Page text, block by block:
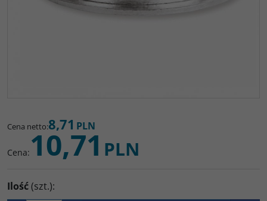
Cena netto:8,71 PLN
Cena: 10,71 PLN
Ilość(szt.):